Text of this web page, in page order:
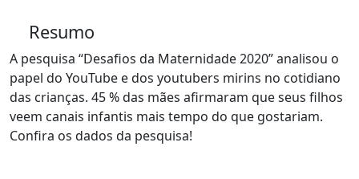
Resumo
A pesquisa “Desafios da Maternidade 2020” analisou o
papel do YouTube e dos youtubers mirins no cotidiano
das crianças. 45 % das mães afirmaram que seus filhos
veem canais infantis mais tempo do que gostariam.
Confira os dados da pesquisa!